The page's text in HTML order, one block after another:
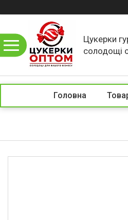
Цукерки
солодощі
Головна